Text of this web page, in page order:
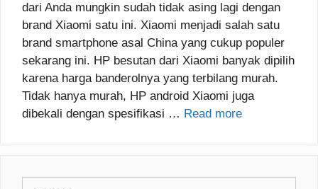
dari Anda mungkin sudah tidak asing lagi dengan
brand Xiaomi satu ini. Xiaomi menjadi salah satu
brand smartphone asal China yang cukup populer
sekarang ini. HP besutan dari Xiaomi banyak dipilih
karena harga banderolnya yang terbilang murah.
Tidak hanya murah, HP android Xiaomi juga
dibekali dengan spesifikasi … Read more